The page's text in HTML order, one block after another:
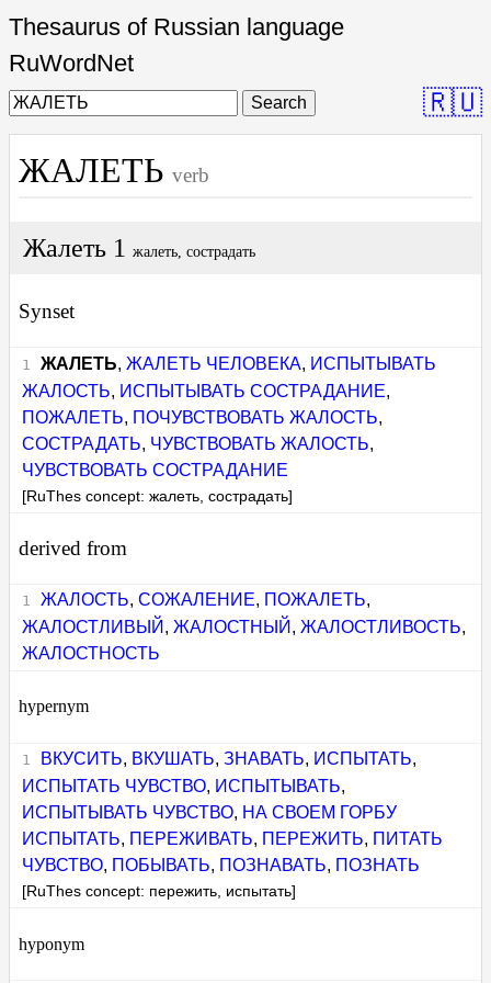
Thesaurus of Russian language
RuWordNet
Search 🇷🇺
ЖАЛЕТЬ verb
Жалеть 1 жалеть, сострадать
Synset
ЖАЛЕТЬ, ЖАЛЕТЬ ЧЕЛОВЕКА, ИСПЫТЫВАТЬ
ЖАЛОСТЬ, ИСПЫТЫВАТЬ СОСТРАДАНИЕ,
ПОЖАЛЕТЬ, ПОЧУВСТВОВАТЬ ЖАЛОСТЬ,
СОСТРАДАТЬ, ЧУВСТВОВАТЬ ЖАЛОСТЬ,
ЧУВСТВОВАТЬ СОСТРАДАНИЕ
[RuThes concept: жалеть, сострадать]
derived from
ЖАЛОСТЬ, СОЖАЛЕНИЕ, ПОЖАЛЕТЬ,
ЖАЛОСТЛИВЫЙ ,ЖАЛОСТНЫЙ ,ЖАЛОСТЛИВОСТЬ,
ЖАЛОСТНОСТЬ
hypernym
ВКУСИТЬ, ВКУШАТЬ, ЗНАВАТЬ, ИСПЫТАТЬ,
ИСПЫТАТЬ ЧУВСТВО, ИСПЫТЫВАТЬ,
ИСПЫТЫВАТЬ ЧУВСТВО, НА СВОЕМ ГОРБУ
ИСПЫТАТЬ, ПЕРЕЖИВАТЬ, ПЕРЕЖИТЬ, ПИТАТЬ
ЧУВСТВО, ПОБЫВАТЬ, ПОЗНАВАТЬ, ПОЗНАТЬ
[RuThes concept: пережить, испытать]
hyponym